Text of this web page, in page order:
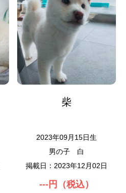
柴
2023年09月15日生
男の子
白
掲載日：2023年12月02日
---円（税込）